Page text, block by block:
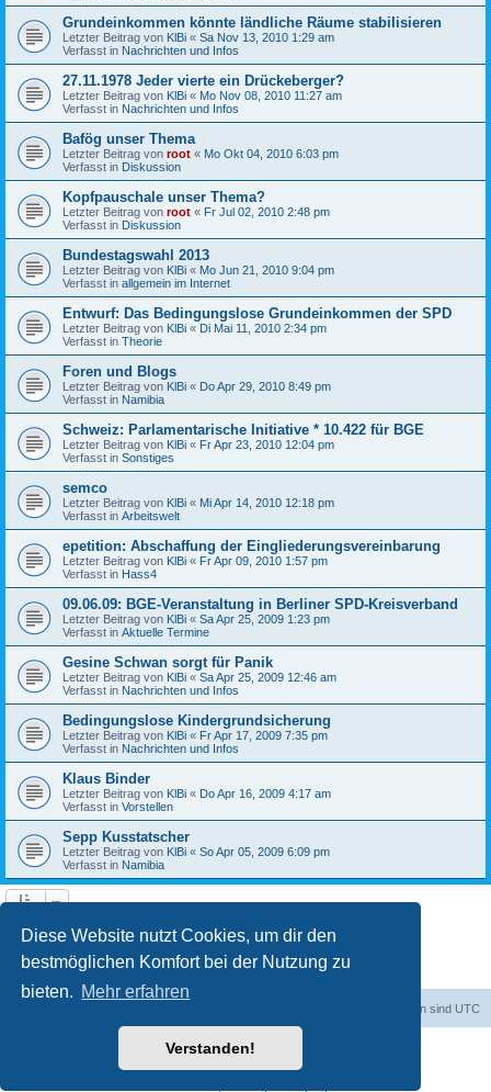
Diese Website nutzt Cookies, um dir den
bestmöglichen Komfort bei der Nutzung zu
bieten. Mehr erfahren
Verstanden!
Grundeinkommen könnte ländliche Räume stabilisieren
Letzter Beitrag von KlBi « Sa Nov 13, 2010 1:29 am
Verfasst in Nachrichten und Infos
27.11.1978 Jeder vierte ein Drückeberger?
Letzter Beitrag von KlBi « Mo Nov 08, 2010 11:27 am
Verfasst in Nachrichten und Infos
Bafög unser Thema
Letzter Beitrag von root « Mo Okt 04, 2010 6:03 pm
Verfasst in Diskussion
Kopfpauschale unser Thema?
Letzter Beitrag von root « Fr Jul 02, 2010 2:48 pm
Verfasst in Diskussion
Bundestagswahl 2013
Letzter Beitrag von KlBi « Mo Jun 21, 2010 9:04 pm
Verfasst in allgemein im Internet
Entwurf: Das Bedingungslose Grundeinkommen der SPD
Letzter Beitrag von KlBi « Di Mai 11, 2010 2:34 pm
Verfasst in Theorie
Foren und Blogs
Letzter Beitrag von KlBi « Do Apr 29, 2010 8:49 pm
Verfasst in Namibia
Schweiz: Parlamentarische Initiative * 10.422 für BGE
Letzter Beitrag von KlBi « Fr Apr 23, 2010 12:04 pm
Verfasst in Sonstiges
semco
Letzter Beitrag von KlBi « Mi Apr 14, 2010 12:18 pm
Verfasst in Arbeitswelt
epetition: Abschaffung der Eingliederungsvereinbarung
Letzter Beitrag von KlBi « Fr Apr 09, 2010 1:57 pm
Verfasst in Hass4
09.06.09: BGE-Veranstaltung in Berliner SPD-Kreisverband
Letzter Beitrag von KlBi « Sa Apr 25, 2009 1:23 pm
Verfasst in Aktuelle Termine
Gesine Schwan sorgt für Panik
Letzter Beitrag von KlBi « Sa Apr 25, 2009 12:46 am
Verfasst in Nachrichten und Infos
Bedingungslose Kindergrundsicherung
Letzter Beitrag von KlBi « Fr Apr 17, 2009 7:35 pm
Verfasst in Nachrichten und Infos
Klaus Binder
Letzter Beitrag von KlBi « Do Apr 16, 2009 4:17 am
Verfasst in Vorstellen
Sepp Kusstatscher
Letzter Beitrag von KlBi « So Apr 05, 2009 6:09 pm
Verfasst in Namibia
Die Suche ergab 103 Treffer 1 2 3
Alle Zeiten sind UTC
Powered byphpBB® Forum Software © phpBB Limited
phpBB.de